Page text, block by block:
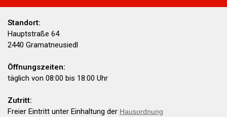
Standort:
Hauptstraße 64
2440 Gramatneusiedl
Öffnungszeiten:
täglich von 08:00 bis 18:00 Uhr
Zutritt:
Freier Eintritt unter Einhaltung der Hausordnung